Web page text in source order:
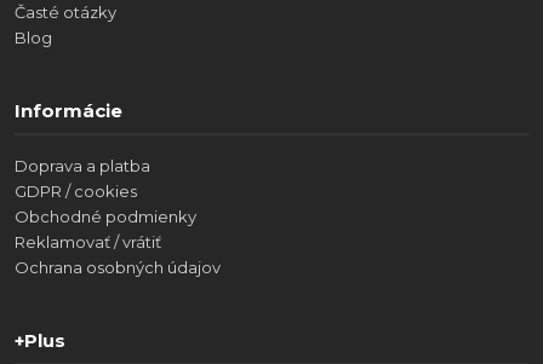
Časté otázky
Blog
Informácie
Doprava a platba
GDPR / cookies
Obchodné podmienky
Reklamovať / vrátiť
Ochrana osobných údajov
+Plus